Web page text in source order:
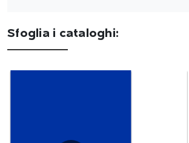
Sfoglia i cataloghi: